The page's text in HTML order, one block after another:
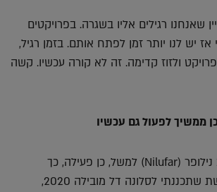
שאנחנו רגילים אליו בשגרה. בפרויקטים
אז יש לנו יותר זמן לפתח אותם. בזמן רגיל,
ולזוז קדימה. זה לא קורה עכשיו. קשה
ממשיך לפעול גם עכשיו
"נכון. גלריית העיצוב נילופר (Nilufar) למשל, כן פעילה, כך
שדברים, כמו הנברשת שתכננתי לסלונה דל מובילה 2020,